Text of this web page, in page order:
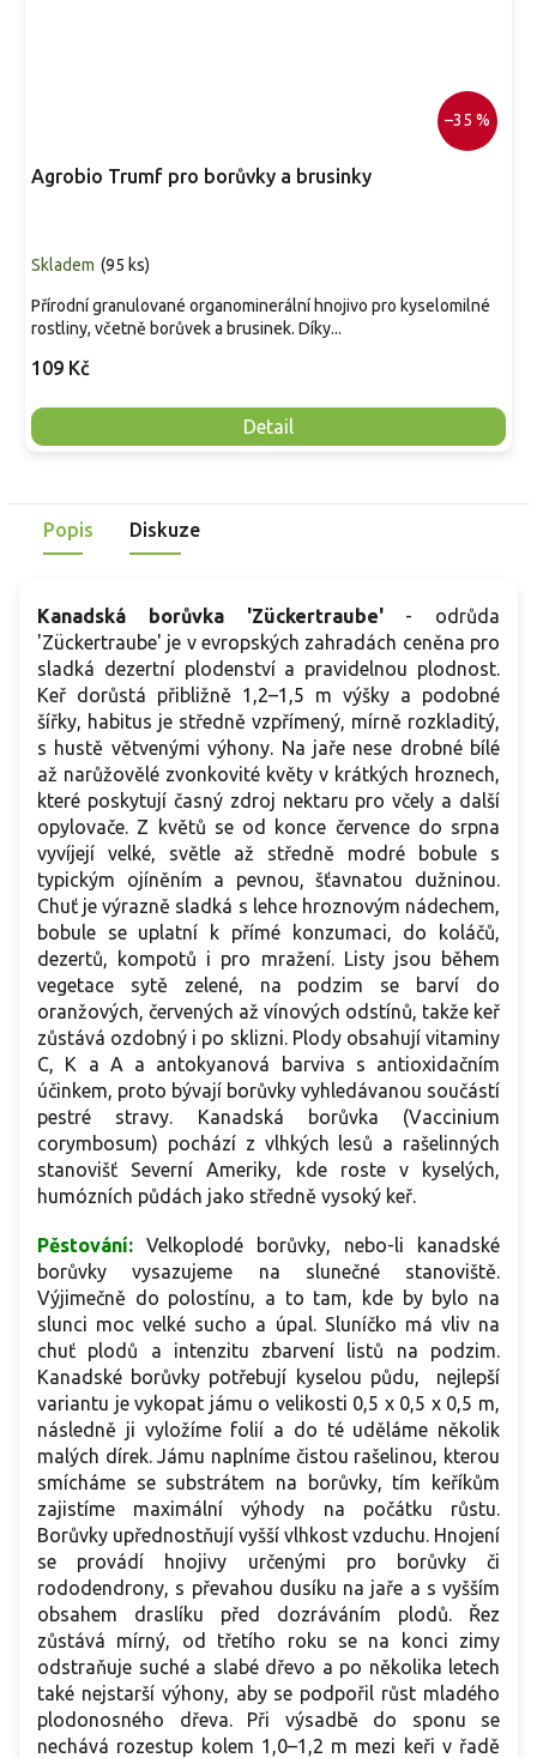
–35 %
Agrobio Trumf pro borůvky a brusinky
Skladem (95 ks)
109 Kč
Detail
Přírodní granulované organominerální hnojivo pro kyselomilné
rostliny, včetně borůvek a brusinek. Díky...
Popis Diskuze
Kanadská borůvka 'Zückertraube' - odrůda
'Zückertraube' je v evropských zahradách ceněna pro
sladká dezertní plodenství a pravidelnou plodnost.
Keř dorůstá přibližně 1,2–1,5 m výšky a podobné
šířky, habitus je středně vzpřímený, mírně rozkladitý,
s hustě větvenými výhony. Na jaře nese drobné bílé
až narůžovělé zvonkovité květy v krátkých hroznech,
které poskytují časný zdroj nektaru pro včely a další
opylovače. Z květů se od konce července do srpna
vyvíjejí velké, světle až středně modré bobule s
typickým ojíněním a pevnou, šťavnatou dužninou.
Chuť je výrazně sladká s lehce hroznovým nádechem,
bobule se uplatní k přímé konzumaci, do koláčů,
dezertů, kompotů i pro mražení. Listy jsou během
vegetace sytě zelené, na podzim se barví do
oranžových, červených až vínových odstínů, takže keř
zůstává ozdobný i po sklizni. Plody obsahují vitaminy
C, K a A a antokyanová barviva s antioxidačním
účinkem, proto bývají borůvky vyhledávanou součástí
pestré stravy. Kanadská borůvka (Vaccinium
corymbosum) pochází z vlhkých lesů a rašelinných
stanovišť Severní Ameriky, kde roste v kyselých,
humózních půdách jako středně vysoký keř.
Pěstování: Velkoplodé borůvky, nebo-li kanadské
borůvky vysazujeme na slunečné stanoviště.
Výjimečně do polostínu, a to tam, kde by bylo na
slunci moc velké sucho a úpal. Sluníčko má vliv na
chuť plodů a intenzitu zbarvení listů na podzim.
Kanadské borůvky potřebují kyselou půdu, nejlepší
variantu je vykopat jámu o velikosti 0,5 x 0,5 x 0,5 m,
následně ji vyložíme folií a do té uděláme několik
malých dírek. Jámu naplníme čistou rašelinou, kterou
smícháme se substrátem na borůvky, tím keříkům
zajistíme maximální výhody na počátku růstu.
Borůvky upřednostňují vyšší vlhkost vzduchu. Hnojení
se provádí hnojivy určenými pro borůvky či
rododendrony, s převahou dusíku na jaře a s vyšším
obsahem draslíku před dozráváním plodů. Řez
zůstává mírný, od třetího roku se na konci zimy
odstraňuje suché a slabé dřevo a po několika letech
také nejstarší výhony, aby se podpořil růst mladého
plodonosného dřeva. Při výsadbě do sponu se
nechává rozestup kolem 1,0–1,2 m mezi keři v řadě